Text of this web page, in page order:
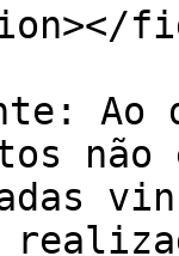
Ao